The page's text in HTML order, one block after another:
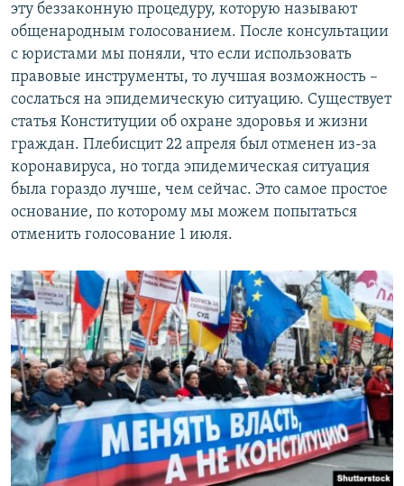
эту беззаконную процедуру, которую называют
общенародным голосованием. После консультации
с юристами мы поняли, что если использовать
правовые инструменты, то лучшая возможность –
сослаться на эпидемическую ситуацию. Существует
статья Конституции об охране здоровья и жизни
граждан. Плебисцит 22 апреля был отменен из-за
коронавируса, но тогда эпидемическая ситуация
была гораздо лучше, чем сейчас. Это самое простое
основание, по которому мы можем попытаться
отменить голосование 1 июля.